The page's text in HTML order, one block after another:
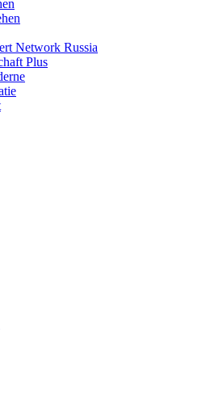
Network Russia
Plus